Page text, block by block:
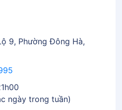
9, Phường Đông Hà,
ngày trong tuần)